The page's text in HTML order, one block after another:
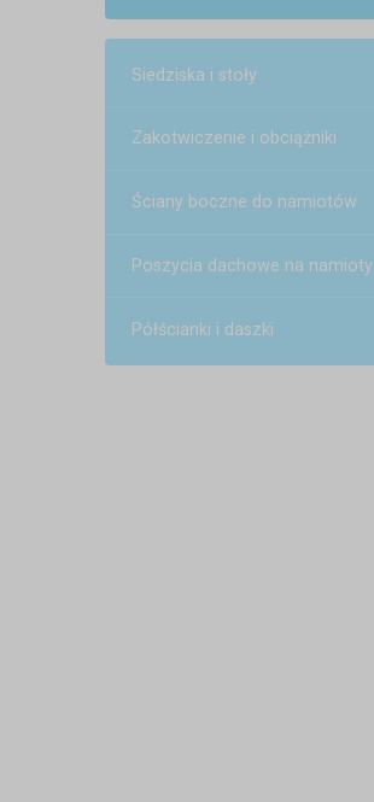
Siedziska i stoły
Zakotwiczenie i obciążniki
Ściany boczne do namiotów
Poszycia dachowe na namioty
Półścianki i daszki